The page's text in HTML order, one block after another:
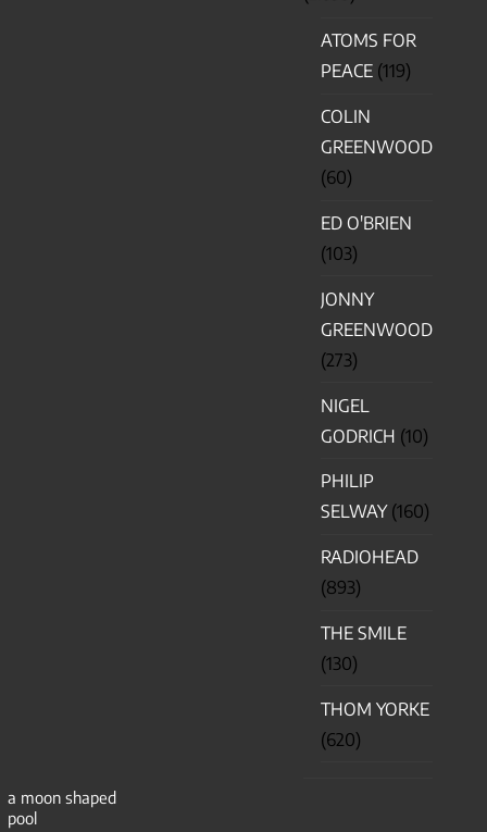
ATOMS FOR
PEACE (119)
COLIN
GREENWOOD
(60)
ED O'BRIEN
(103)
JONNY
GREENWOOD
(273)
NIGEL
GODRICH (10)
PHILIP
SELWAY(160)
RADIOHEAD
(893)
THE SMILE
(130)
THOM YORKE
(620)
a moon shaped
pool